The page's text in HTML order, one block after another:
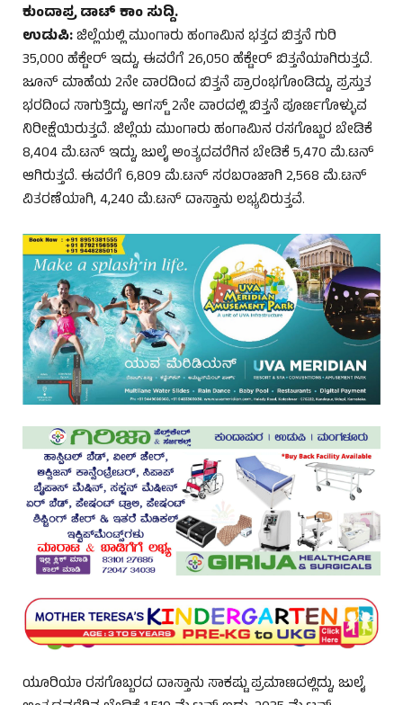
ಕುಂದಾಪ್ರ ಡಾಟ್‌ ಕಾಂ ಸುದ್ದಿ.
ಉಡುಪಿ:ಜಿಲ್ಲೆಯಲ್ಲಿ ಮುಂಗಾರು ಹಂಗಾಮಿನ ಭತ್ತದ ಬಿತ್ತನೆ ಗುರಿ
35,000 ಹೆಕ್ಟೇರ್ ಇದ್ದು, ಈವರೆಗೆ 26,050 ಹೆಕ್ಟೇರ್ ಬಿತ್ತನೆಯಾಗಿರುತ್ತದೆ.
ಜೂನ್ ಮಾಹೆಯ 2ನೇ ವಾರದಿಂದ ಬಿತ್ತನೆ ಪ್ರಾರಂಭಗೊಂಡಿದ್ದು, ಪ್ರಸ್ತುತ
ಭರದಿಂದ ಸಾಗುತ್ತಿದ್ದು, ಆಗಸ್ಟ್ 2ನೇ ವಾರದಲ್ಲಿ ಬಿತ್ತನೆ ಪೂರ್ಣಗೊಳ್ಳುವ
ನಿರೀಕ್ಷೆಯಿರುತ್ತದೆ. ಜಿಲ್ಲೆಯ ಮುಂಗಾರು ಹಂಗಾಮಿನ ರಸಗೊಬ್ಬರ ಬೇಡಿಕೆ
8,404 ಮೆ.ಟನ್ ಇದ್ದು, ಜುಲೈ ಅಂತ್ಯದವರೆಗಿನ ಬೇಡಿಕೆ 5,470 ಮೆ.ಟನ್
ಆಗಿರುತ್ತದೆ. ಈವರೆಗೆ 6,809 ಮೆ.ಟನ್ ಸರಬರಾಜಾಗಿ 2,568 ಮೆ.ಟನ್
ವಿತರಣೆಯಾಗಿ, 4,240 ಮೆ.ಟನ್ ದಾಸ್ತಾನು ಲಭ್ಯವಿರುತ್ತವೆ.
ಯೂರಿಯಾ ರಸಗೊಬ್ಬರದ ದಾಸ್ತಾನು ಸಾಕಷ್ಟು ಪ್ರಮಾಣದಲ್ಲಿದ್ದು, ಜುಲೈ